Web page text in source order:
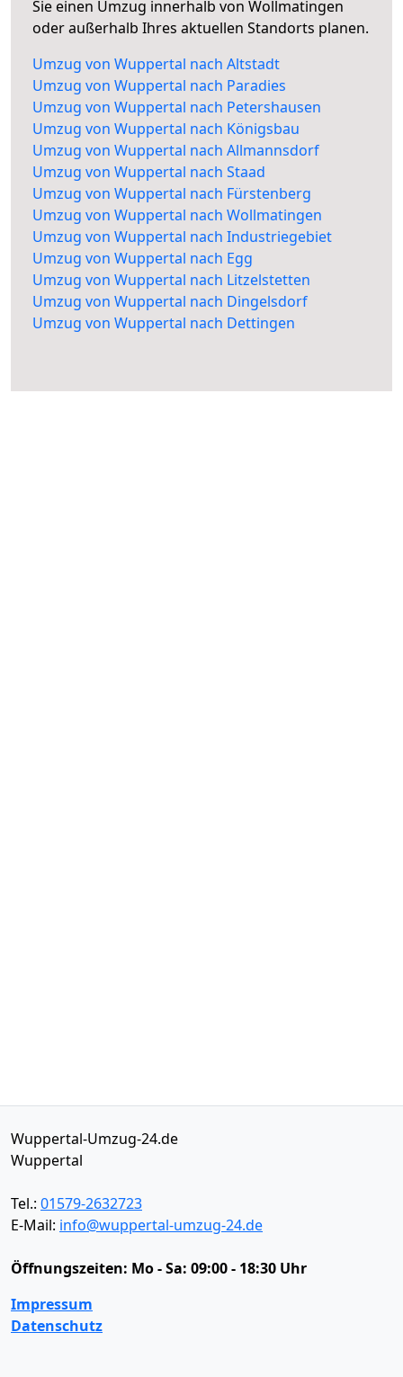
Sie einen Umzug innerhalb von Wollmatingen
oder außerhalb Ihres aktuellen Standorts planen.
Umzug von Wuppertal nach Altstadt
Umzug von Wuppertal nach Paradies
Umzug von Wuppertal nach Petershausen
Umzug von Wuppertal nach Königsbau
Umzug von Wuppertal nach Allmannsdorf
Umzug von Wuppertal nach Staad
Umzug von Wuppertal nach Fürstenberg
Umzug von Wuppertal nach Wollmatingen
Umzug von Wuppertal nach Industriegebiet
Umzug von Wuppertal nach Egg
Umzug von Wuppertal nach Litzelstetten
Umzug von Wuppertal nach Dingelsdorf
Umzug von Wuppertal nach Dettingen
Wuppertal-Umzug-24.de
Wuppertal
Tel.: 01579-2632723
E-Mail: info@wuppertal-umzug-24.de
Öffnungszeiten: Mo - Sa: 09:00 - 18:30 Uhr
Impressum
Datenschutz